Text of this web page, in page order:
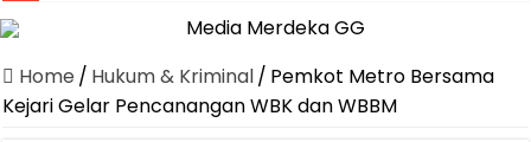
Jasa Raharja Serahkan Santunan kepada Ahli Waris Korban
Dirut Jasa Raharja Dampingi Wamenhub Tinjau Penanganan
Pastikan Pelayanan Maksimal, Direksi Jasa Raharja Tinjau Korban
Home / Hukum & Kriminal/ Pemkot Metro Bersama
Kejari Gelar Pencanangan WBK dan WBBM